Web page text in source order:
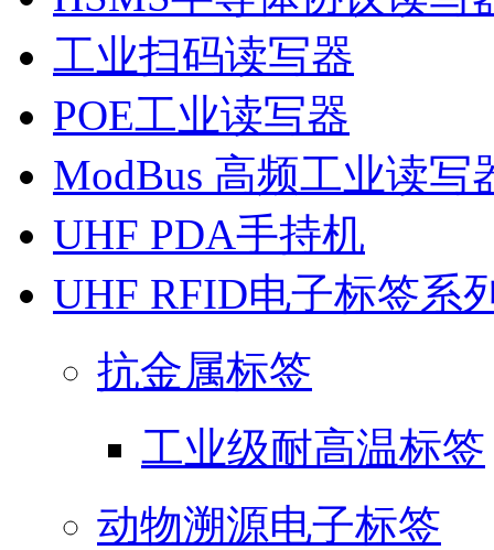
工业扫码读写器
POE工业读写器
ModBus 高频工业读写
UHF PDA手持机
UHF RFID电子标签系
抗金属标签
工业级耐高温标签
动物溯源电子标签